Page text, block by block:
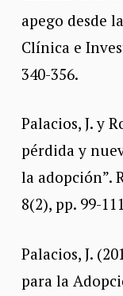
apego desde
Clínica e
340-356.
Palacios, J. y
pérdida y
la adopción”.
8(2), pp. 99-
Palacios, J.
para la